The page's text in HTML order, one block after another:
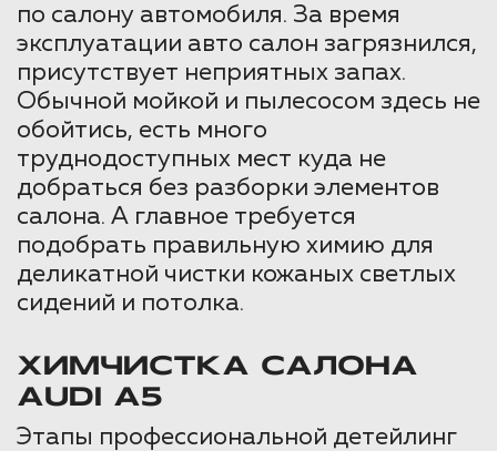
по салону автомобиля. За время
эксплуатации авто салон загрязнился,
присутствует неприятных запах.
Обычной мойкой и пылесосом здесь не
обойтись, есть много
труднодоступных мест куда не
добраться без разборки элементов
салона. А главное требуется
подобрать правильную химию для
деликатной чистки кожаных светлых
сидений и потолка.
ХИМЧИСТКА САЛОНА
AUDI A5
Этапы профессиональной детейлинг